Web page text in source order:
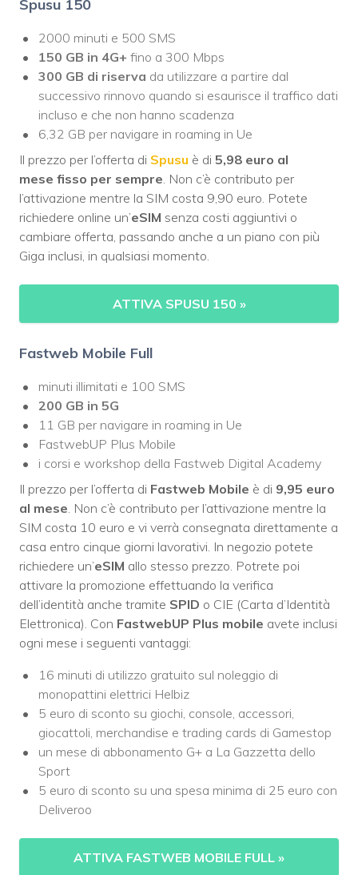
Spusu 150
2000 minuti e 500 SMS
150 GB in 4G+ fino a 300 Mbps
300 GB di riserva da utilizzare a partire dal
successivo rinnovo quando si esaurisce il traffico dati
incluso e che non hanno scadenza
6,32 GB per navigare in roaming in Ue
Il prezzo per l’offerta di Spusu è di 5,98 euro al
mese fisso per sempre . Non c’è contributo per
l’attivazione mentre la SIM costa 9,90 euro. Potete
richiedere online un’eSIM senza costi aggiuntivi o
cambiare offerta, passando anche a un piano con più
Giga inclusi, in qualsiasi momento.
ATTIVA SPUSU 150 »
Fastweb Mobile Full
minuti illimitati e 100 SMS
200 GB in 5G
11 GB per navigare in roaming in Ue
FastwebUP Plus Mobile
i corsi e workshop della Fastweb Digital Academy
Il prezzo per l’offerta di Fastweb Mobile è di 9,95 euro
al mese . Non c’è contributo per l’attivazione mentre la
SIM costa 10 euro e vi verrà consegnata direttamente a
casa entro cinque giorni lavorativi. In negozio potete
richiedere un’eSIM allo stesso prezzo. Potrete poi
attivare la promozione effettuando la verifica
dell’identità anche tramite SPID o CIE (Carta d’Identità
Elettronica). Con FastwebUP Plus mobile avete inclusi
ogni mese i seguenti vantaggi:
16 minuti di utilizzo gratuito sul noleggio di
monopattini elettrici Helbiz
5 euro di sconto su giochi, console, accessori,
giocattoli, merchandise e trading cards di Gamestop
un mese di abbonamento G+ a La Gazzetta dello
Sport
5 euro di sconto su una spesa minima di 25 euro con
Deliveroo
ATTIVA FASTWEB MOBILE FULL »